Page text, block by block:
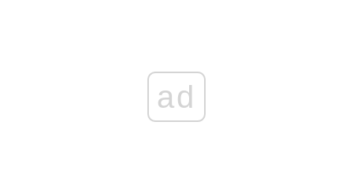
ad